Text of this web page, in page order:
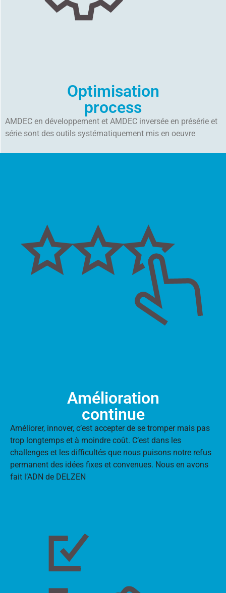
Optimisation
process
AMDEC en développement et AMDEC inversée en présérie et
série sont des outils systématiquement mis en oeuvre
Amélioration
continue
Améliorer, innover, c’est accepter de se tromper mais pas
trop longtemps et à moindre coût. C’est dans les
challenges et les difficultés que nous puisons notre refus
permanent des idées fixes et convenues. Nous en avons
fait l’ADN de DELZEN